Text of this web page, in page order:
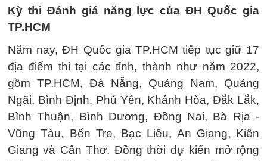
Kỳ thi Đánh giá năng lực của ĐH Quốc gia
TP.HCM
Năm nay, ĐH Quốc gia TP.HCM tiếp tục giữ 17
địa điểm thi tại các tỉnh, thành như năm 2022,
gồm TP.HCM, Đà Nẵng, Quảng Nam, Quảng
Ngãi, Bình Định, Phú Yên, Khánh Hòa, Đắk Lắk,
Bình Thuận, Bình Dương, Đồng Nai, Bà Rịa -
Vũng Tàu, Bến Tre, Bạc Liêu, An Giang, Kiên
Giang và Cần Thơ. Đồng thời dự kiến mở rộng